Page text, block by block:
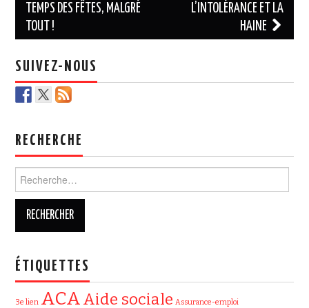
articles
TEMPS DES FÊTES, MALGRÉ
TOUT !
L’INTOLÉRANCE ET LA
HAINE
SUIVEZ-NOUS
RECHERCHE
ÉTIQUETTES
3e lien ACAAide sociale Assurance-emploi